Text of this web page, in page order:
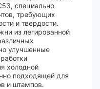
специально
требующих
и твердости.
из легированной
улучшенные
холодной
подходящей для
и штампов.